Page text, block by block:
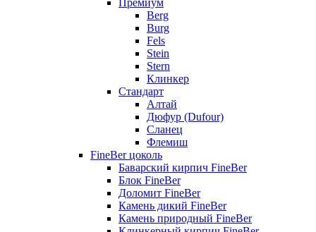
Премиум
Berg
Burg
Fels
Stein
Stern
Клинкер
Стандарт
Алтай
Дюфур (Dufour)
Сланец
Флемиш
FineBer цоколь
Баварский кирпич FineBer
Блок FineBer
Доломит FineBer
Камень дикий FineBer
Камень природный FineBer